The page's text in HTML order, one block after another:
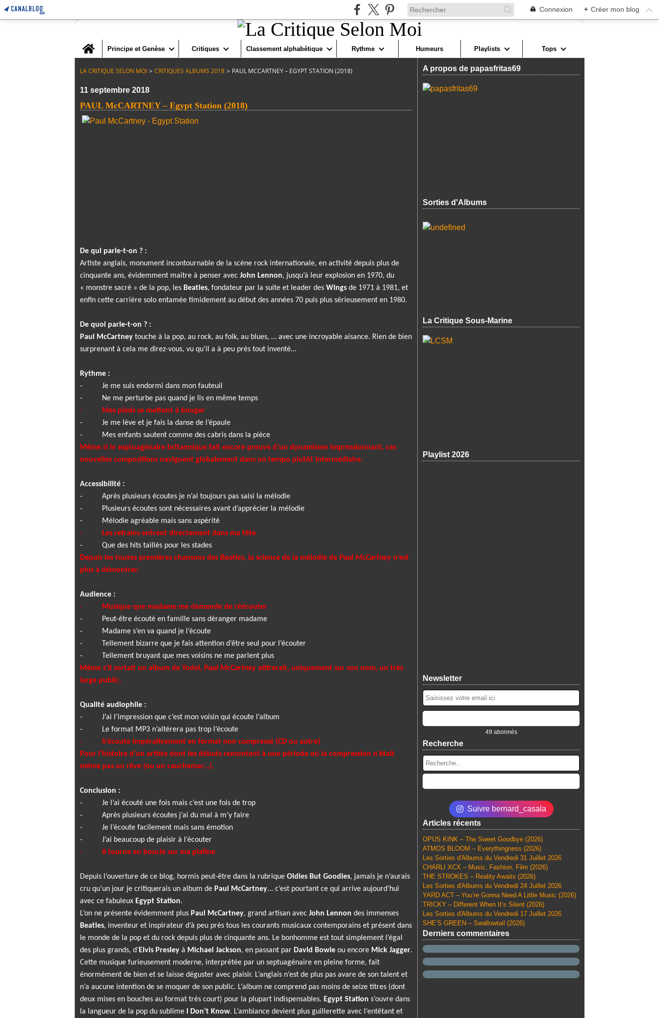
Connexion + Créer mon blog
Home
Principe et Genèse Critiques Classement alphabétique Rythme Humeurs Playlists Tops
LA CRITIQUE SELON MOI > CRITIQUES ALBUMS 2018 > PAUL MCCARTNEY – EGYPT STATION (2018)
11 septembre 2018
PAUL McCARTNEY – Egypt Station (2018)
De qui parle-t-on ? :
Artiste anglais, monument incontournable de la scène rock internationale, en activité depuis plus de
cinquante ans, évidemment maitre à penser avec John Lennon, jusqu’à leur explosion en 1970, du
« monstre sacré » de la pop, les Beatles, fondateur par la suite et leader des Wings de 1971 à 1981, et
enfin cette carrière solo entamée timidement au début des années 70 puis plus sérieusement en 1980.
De quoi parle-t-on ? :
Paul McCartney touche à la pop, au rock, au folk, au blues, … avec une incroyable aisance. Rien de bien
surprenant à cela me direz-vous, vu qu’il a à peu près tout inventé…
Rythme :
-
Je me suis endormi dans mon fauteuil
-
Ne me perturbe pas quand je lis en même temps
-
Mes pieds se mettent à bouger
-
Je me lève et je fais la danse de l’épaule
-
Mes enfants sautent comme des cabris dans la pièce
Même si le septuagénaire britannique fait encore preuve d’un dynamisme impressionnant, ces
nouvelles compositions naviguent globalement dans un tempo plutôt intermédiaire.
Accessibilité :
-
Après plusieurs écoutes je n’ai toujours pas saisi la mélodie
-
Plusieurs écoutes sont nécessaires avant d’apprécier la mélodie
-
Mélodie agréable mais sans aspérité
-
Les refrains entrent directement dans ma tête
-
Que des hits taillés pour les stades
Depuis les toutes premières chansons des Beatles, la science de la mélodie de Paul McCartney n’est
plus à démontrer.
Audience :
-
Musique que madame me demande de réécouter
-
Peut-être écouté en famille sans déranger madame
-
Madame s’en va quand je l’écoute
-
Tellement bizarre que je fais attention d’être seul pour l’écouter
-
Tellement bruyant que mes voisins ne me parlent plus
Même s’il sortait un album de Yodel, Paul McCartney attirerait, uniquement sur son nom, un très
large public.
Qualité audiophile :
-
J’ai l’impression que c’est mon voisin qui écoute l’album
-
Le format MP3 n’altérera pas trop l’écoute
-
S’écoute impérativement en format non compressé (CD ou autre)
Pour l’histoire d’un artiste dont les débuts remontent à une période où la compression n’était
même pas un rêve (ou un cauchemar…).
Conclusion :
-
Je l’ai écouté une fois mais c’est une fois de trop
-
Après plusieurs écoutes j’ai du mal à m’y faire
-
Je l’écoute facilement mais sans émotion
-
J’ai beaucoup de plaisir à l’écouter
-
Il tourne en boucle sur ma platine
Depuis l’ouverture de ce blog, hormis peut-être dans la rubrique Oldies But Goodies, jamais je n’aurais
cru qu’un jour je critiquerais un album de Paul McCartney... c’est pourtant ce qui arrive aujourd’hui
avec ce fabuleux Egypt Station.
L’on ne présente évidemment plus Paul McCartney, grand artisan avec John Lennon des immenses
Beatles, inventeur et inspirateur d’à peu près tous les courants musicaux contemporains et présent dans
le monde de la pop et du rock depuis plus de cinquante ans. Le bonhomme est tout simplement l’égal
des plus grands, d’ Elvis Presley à Michael Jackson, en passant par David Bowie ou encore Mick Jagger.
Cette musique furieusement moderne, interprétée par un septuagénaire en pleine forme, fait
énormément de bien et se laisse déguster avec plaisir. L’anglais n’est de plus pas avare de son talent et
n’a aucune intention de se moquer de son public. L’album ne comprend pas moins de seize titres (dont
deux mises en bouches au format très court) pour la plupart indispensables. Egypt Station s’ouvre dans
la langueur de la pop du sublime
I Don’t Know. L’ambiance devient plus guillerette avec l’entêtant et
A propos de papasfritas69
Sorties d'Albums
La Critique Sous-Marine
Playlist 2026
Newsletter
49 abonnés
Recherche
Suivre bernard_casala
Articles récents
OPUS KINK – The Sweet Goodbye (2026)
ATMOS BLOOM – Everythingness (2026)
Les Sorties d'Albums du Vendredi 31 Juillet 2026
CHARLI XCX – Music, Fashion, Film (2026)
THE STROKES – Reality Awaits (2026)
Les Sorties d'Albums du Vendredi 24 Juillet 2026
YARD ACT – You’re Gonna Need A Little Music (2026)
TRICKY – Different When It’s Silent (2026)
Les Sorties d'Albums du Vendredi 17 Juillet 2026
SHE’S GREEN – Swallowtail (2026)
Derniers commentaires